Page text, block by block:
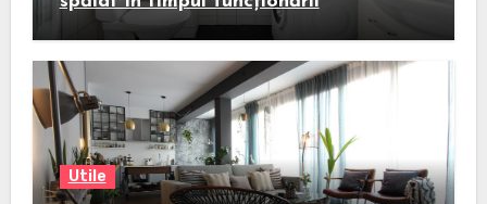
Utile